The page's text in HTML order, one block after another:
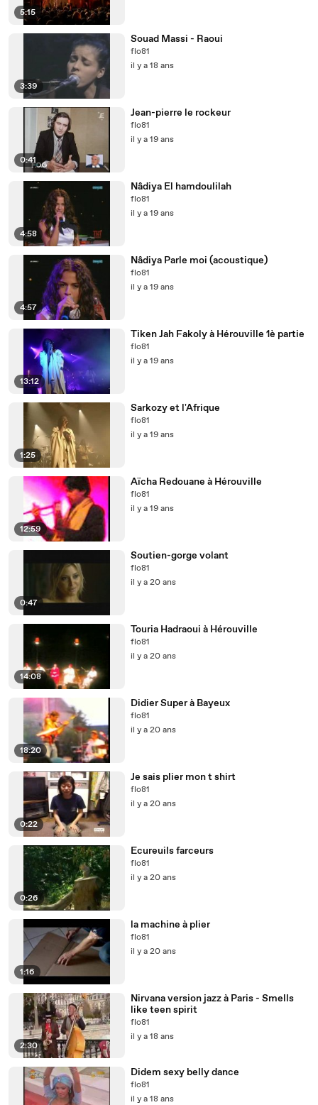
5:15
3:39
Souad Massi - Raoui
flo81
il y a 18 ans
0:41
Jean-pierre le rockeur
flo81
il y a 19 ans
4:58
Nâdiya El hamdoulilah
flo81
il y a 19 ans
4:57
Nâdiya Parle moi (acoustique)
flo81
il y a 19 ans
13:12
Tiken Jah Fakoly à Hérouville 1è partie
flo81
il y a 19 ans
1:25
Sarkozy et l'Afrique
flo81
il y a 19 ans
12:59
Aïcha Redouane à Hérouville
flo81
il y a 19 ans
0:47
Soutien-gorge volant
flo81
il y a 20 ans
14:08
Touria Hadraoui à Hérouville
flo81
il y a 20 ans
18:20
Didier Super à Bayeux
flo81
il y a 20 ans
0:22
Je sais plier mon t shirt
flo81
il y a 20 ans
0:26
Ecureuils farceurs
flo81
il y a 20 ans
1:16
la machine à plier
flo81
il y a 20 ans
2:30
Nirvana version jazz à Paris - Smells
like teen spirit
flo81
il y a 18 ans
Didem sexy belly dance
flo81
il y a 18 ans